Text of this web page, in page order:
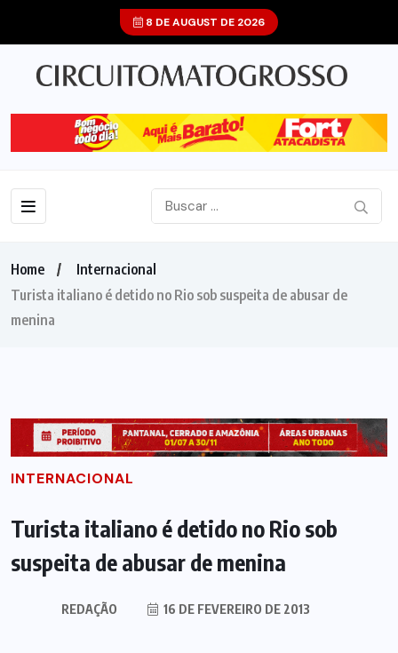
8 DE AUGUST DE 2026
Home
Internacional
Turista italiano é detido no Rio sob suspeita de abusar de
menina
INTERNACIONAL
Turista italiano é detido no Rio sob
suspeita de abusar de menina
REDAÇÃO 16 DE FEVEREIRO DE 2013